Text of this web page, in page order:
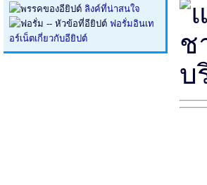
ลิงค์ที่น่าสนใจ
ฟอรั่มอินเท
อร์เน็ตเกี่ยวกับอียิปต์